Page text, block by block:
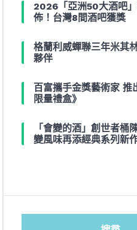
2026「亞洲50大酒吧
佈！台灣8間酒吧獲獎
格蘭利威蟬聯三年米其
夥伴
百富攜手金獎藝術家 推
限量禮盒》
「會變的酒」創世者
變風味再添經典系列新